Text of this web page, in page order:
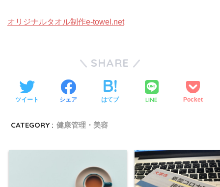
オリジナルタオル制作e-towel.net
SHARE
ツイート シェア はてブ LINE Pocket
CATEGORY : 健康管理・美容